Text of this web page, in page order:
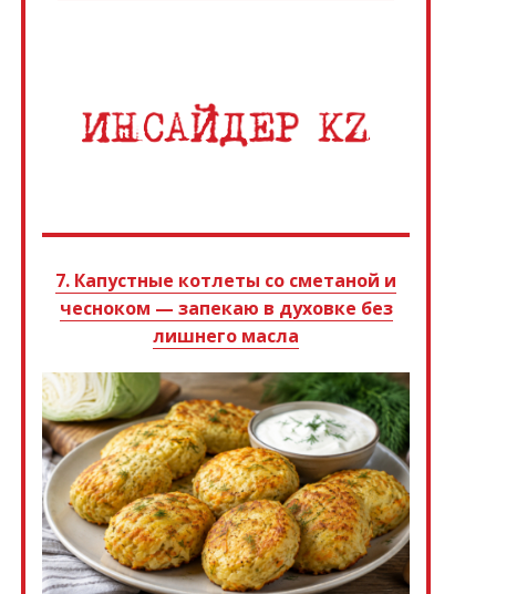
7. Капустные котлеты со сметаной и
чесноком — запекаю в духовке без
лишнего масла